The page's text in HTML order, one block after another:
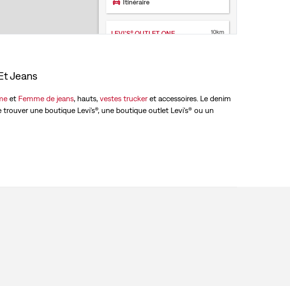
Itinéraire
LEVI'S® OUTLET ONE NATION
10km
Services en magasin
N'accepte pas les retours d'achat en
Jeans
et Femme de jeans, hauts, vestes truckeret accessoires. Le denim
une boutique Levi's®, une boutique outlet Levi's® ou un